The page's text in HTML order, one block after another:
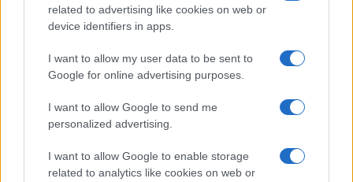
related to advertising like cookies on web or
device identifiers in apps.
I want to allow my user data to be sent to
Google for online advertising purposes.
I want to allow Google to send me
personalized advertising.
I want to allow Google to enable storage
related to analytics like cookies on web or